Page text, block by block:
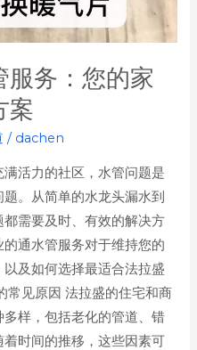
服务：您的家
案
/ dachen
活力的社区，水管问题是
。从简单的水龙头漏水到
需要及时、有效的解决方
通水管服务对于维持您的
及如何选择最适合法拉盛
常见原因 法拉盛的住宅和商
样，包括老化的管道、错
时间的推移，这些因素可